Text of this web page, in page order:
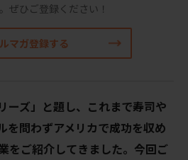
ぜひご登録ください！
マガ登録する
ーズ」と題し、これまで寿司や
を問わずアメリカで成功を収め
をご紹介してきました。今回ご